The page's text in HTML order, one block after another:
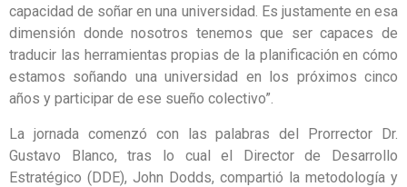
capacidad de soñar en una universidad. Es justamente en esa
dimensión donde nosotros tenemos que ser capaces de
traducir las herramientas propias de la planificación en cómo
estamos soñando una universidad en los próximos cinco
años y participar de ese sueño colectivo”.
La jornada comenzó con las palabras del Prorrector Dr.
Gustavo Blanco, tras lo cual el Director de Desarrollo
Estratégico (DDE), John Dodds, compartió la metodología y